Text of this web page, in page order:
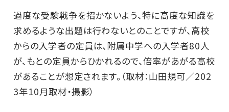
過度な受験戦争を招かないよう、特に高度な知識を
求めるような出題は行わないとのことですが、高校
からの入学者の定員は、附属中学への入学者80人
が、もとの定員からひかれるので、倍率があがる高校
があることが想定されます。（取材：山田規可／202
3年10月取材・撮影）